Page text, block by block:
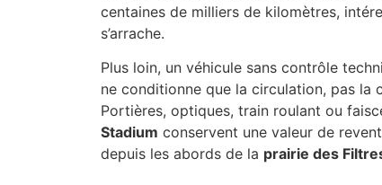
centaines de milliers de kilomètres,
s’arrache.
Plus loin, un véhicule sans contrôle
ne conditionne que la circulation, pas la
Portières, optiques, train roulant ou
Stadium conservent une valeur de
depuis les abords de la prairie des